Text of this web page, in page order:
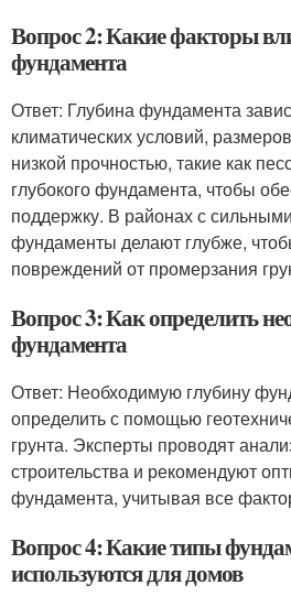
Вопрос 2: Какие факторы
фундамента
Ответ: Глубина фундамента
климатических условий,
низкой прочностью, такие как
глубокого фундамента, чтобы
поддержку. В районах с
фундаменты делают глубже,
повреждений от промерзания
Вопрос 3: Как определить
фундамента
Ответ: Необходимую глубину
определить с помощью
грунта. Эксперты проводят
строительства и рекомендуют
фундамента, учитывая все
Вопрос 4: Какие типы
используются для домов